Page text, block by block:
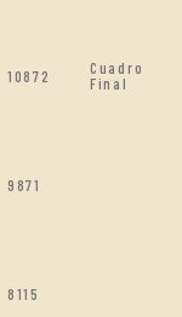
10872
Cuadro
Final
9871
8115